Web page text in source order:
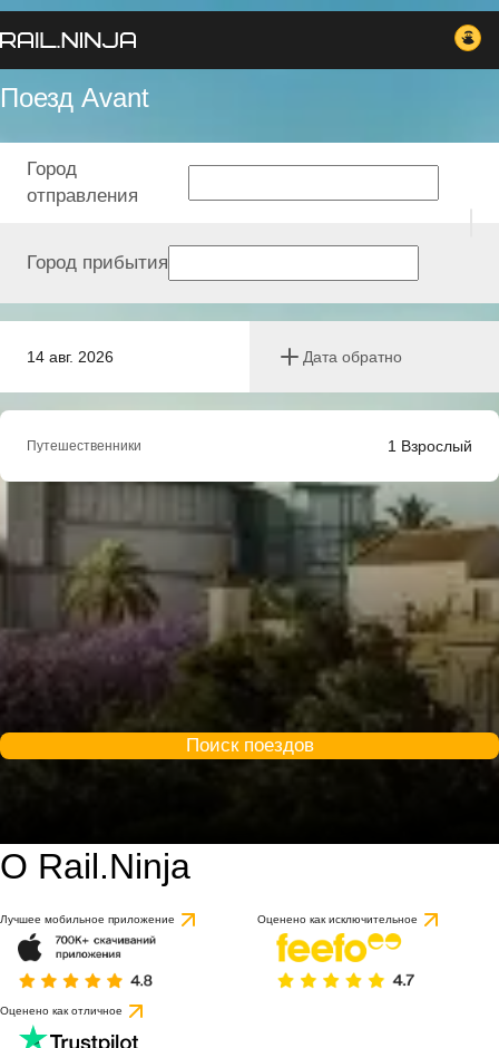
Поезд Avant
14 авг. 2026 Дата обратно
Город
отправления
Город прибытия
Путешественники 1 Взрослый
Поиск поездов
О Rail.Ninja
Лучшее мобильное приложение Оценено как исключительное
Оценено как отличное